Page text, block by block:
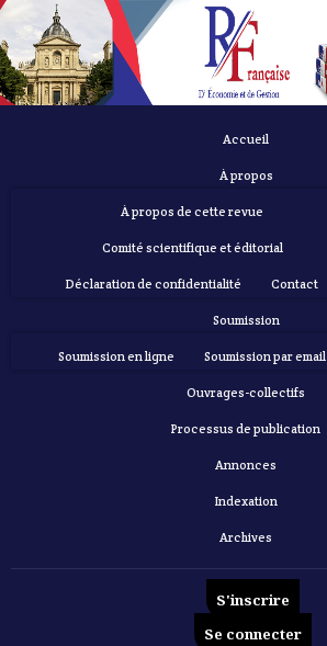
Accueil
À propos
À propos de cette revue
Comité scientifique et éditorial
Déclaration de confidentialité Contact
Soumission
Soumission en ligne Soumission par email
Ouvrages-collectifs
Processus de publication
Annonces
Indexation
Archives
S'inscrire
Se connecter